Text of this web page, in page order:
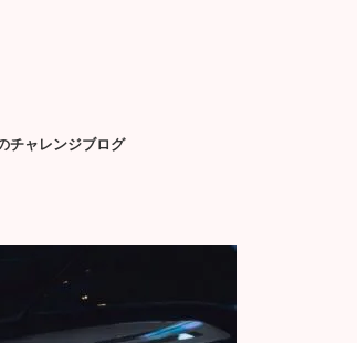
チャレンジブログ